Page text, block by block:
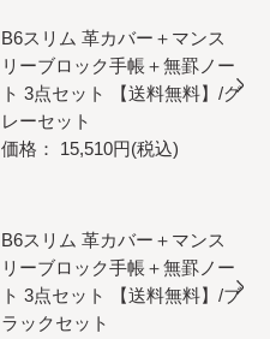
B6スリム 革カバー＋マンス
リーブロック手帳＋無罫ノー
ト 3点セット 【送料無料】/グ
レーセット
価格： 15,510円(税込)
B6スリム 革カバー＋マンス
リーブロック手帳＋無罫ノー
ト 3点セット 【送料無料】/ブ
ラックセット